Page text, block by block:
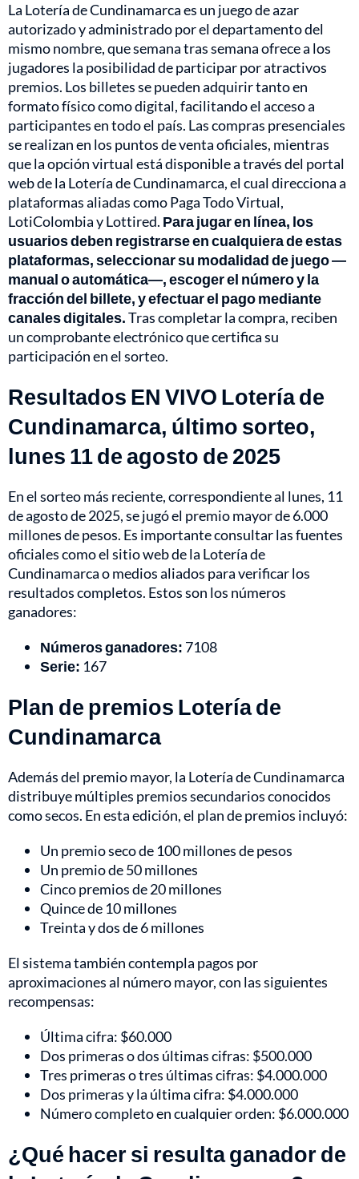
La Lotería de Cundinamarca es un juego de azar
autorizado y administrado por el departamento del
mismo nombre, que semana tras semana ofrece a los
jugadores la posibilidad de participar por atractivos
premios. Los billetes se pueden adquirir tanto en
formato físico como digital, facilitando el acceso a
participantes en todo el país. Las compras presenciales
se realizan en los puntos de venta oficiales, mientras
que la opción virtual está disponible a través del portal
web de la Lotería de Cundinamarca, el cual direcciona a
plataformas aliadas como Paga Todo Virtual,
LotiColombia y Lottired. Para jugar en línea, los
usuarios deben registrarse en cualquiera de estas
plataformas, seleccionar su modalidad de juego —
manual o automática—, escoger el número y la
fracción del billete, y efectuar el pago mediante
canales digitales.Tras completar la compra, reciben
un comprobante electrónico que certifica su
participación en el sorteo.
Resultados EN VIVO Lotería de
Cundinamarca, último sorteo,
lunes 11 de agosto de 2025
En el sorteo más reciente, correspondiente al lunes, 11
de agosto de 2025, se jugó el premio mayor de 6.000
millones de pesos. Es importante consultar las fuentes
oficiales como el sitio web de la Lotería de
Cundinamarca o medios aliados para verificar los
resultados completos. Estos son los números
ganadores:
Números ganadores: 7108
Serie: 167
Plan de premios Lotería de
Cundinamarca
Además del premio mayor, la Lotería de Cundinamarca
distribuye múltiples premios secundarios conocidos
como secos. En esta edición, el plan de premios incluyó:
Un premio seco de 100 millones de pesos
Un premio de 50 millones
Cinco premios de 20 millones
Quince de 10 millones
Treinta y dos de 6 millones
El sistema también contempla pagos por
aproximaciones al número mayor, con las siguientes
recompensas:
Última cifra: $60.000
Dos primeras o dos últimas cifras: $500.000
Tres primeras o tres últimas cifras: $4.000.000
Dos primeras y la última cifra: $4.000.000
Número completo en cualquier orden: $6.000.000
¿Qué hacer si resulta ganador de